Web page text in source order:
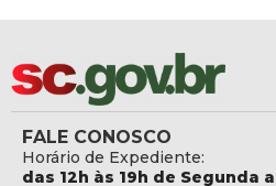
FALE CONOSCO
Horário de Expediente:
das 12h às 19h de Segunda